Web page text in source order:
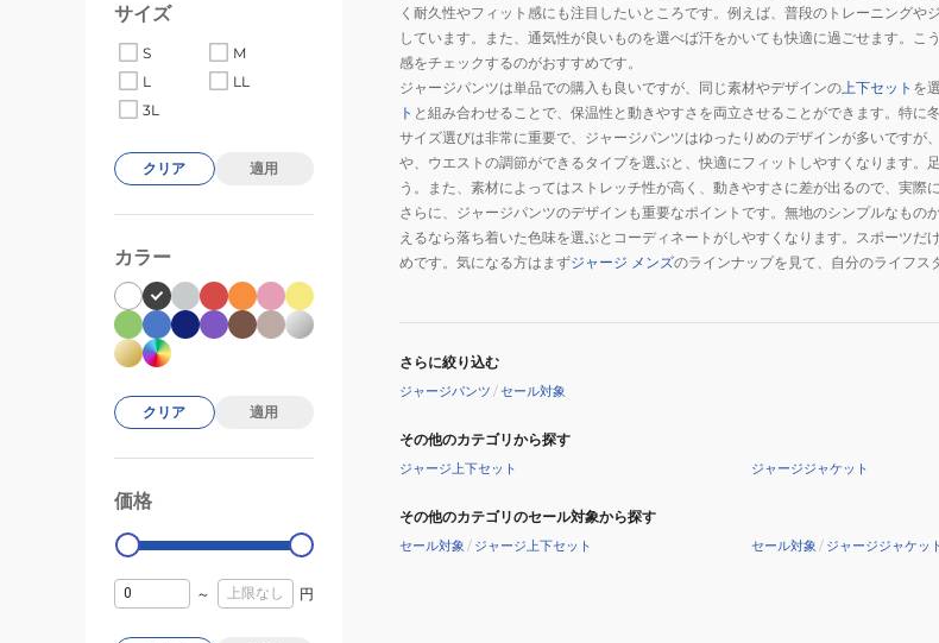
く耐久性やフィット感にも注目したいところです。例えば、普段のトレーニング
しています。また、通気性が良いものを選べば汗をかいても快適に過ごせます。こ
感をチェックするのがおすすめです。
ジャージパンツは単品での購入も良いですが、同じ素材やデザインの 上下セット を
ト と組み合わせることで、保温性と動きやすさを両立させることができます。特
サイズ選びは非常に重要で、ジャージパンツはゆったりめのデザインが多いです
や、ウエストの調節ができるタイプを選ぶと、快適にフィットしやすくなります
う。また、素材によってはストレッチ性が高く、動きやすさに差が出るので、実際
さらに、ジャージパンツのデザインも重要なポイントです。無地のシンプルなも
えるなら落ち着いた色味を選ぶとコーディネートがしやすくなります。スポーツ
めです。気になる方はまずジャージ メンズのラインナップを見て、自分のライフス
さらに絞り込む
ジャージパンツ /セール対象
その他のカテゴリから探す
ジャージ上下セット ジャージジャケット
その他のカテゴリのセール対象から探す
セール対象 / ジャージ上下セット セール対象 / ジャージジャケッ
サイズ
S
M
L
LL
3L
クリア 適用
カラー
クリア 適用
価格
0
～ 円